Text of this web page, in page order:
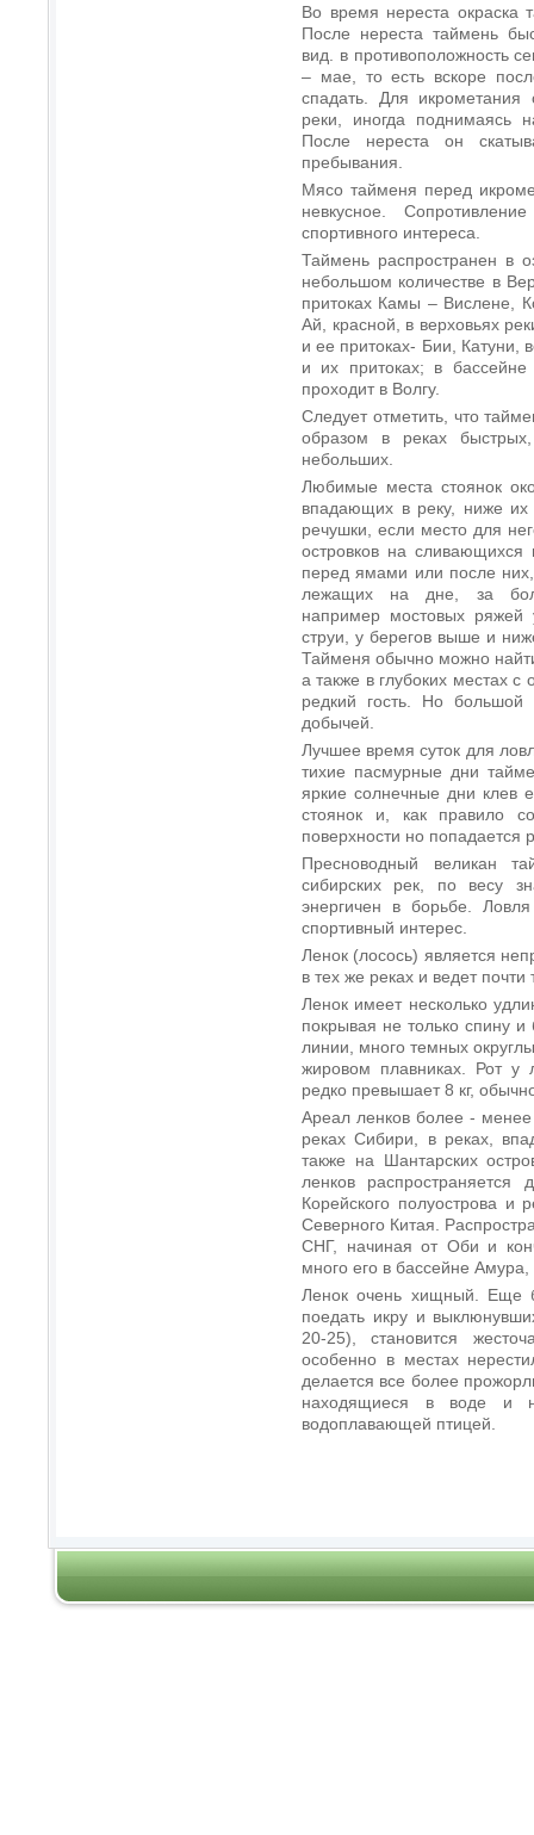
Во время нереста окраска
После нереста таймень
вид. в противоположность
– мае, то есть вскоре
спадать. Для
реки, иногда поднимаясь
После нереста он
пребывания.
Мясо тайменя перед
невкусное.
спортивного интереса.
Таймень распространен в
небольшом количестве в
притоках Камы – Вислене,
Ай, красной, в верховьях
и ее притоках- Бии, Катуни,
и их притоках; в
проходит в Волгу.
Следует отметить, что
образом в реках
небольших.
Любимые места стоянок
впадающих в реку, ниже
речушки, если место для
островков на
перед ямами или после
лежащих на дне, за
например мостовых ряжей
струи, у берегов выше и
Тайменя обычно можно
а также в глубоких местах
редкий гость. Но
добычей.
Лучшее время суток для
тихие пасмурные дни
яркие солнечные дни клев
стоянок и, как правило
поверхности но попадается
Пресноводный великан
сибирских рек, по весу
энергичен в борьбе.
спортивный интерес.
Ленок (лосось) является
в тех же реках и ведет
Ленок имеет несколько
покрывая не только спину
линии, много темных
жировом плавниках. Рот у
редко превышает 8 кг,
Ареал ленков более -
реках Сибири, в реках,
также на Шантарских
ленков
Корейского полуострова и
Северного Китая.
СНГ, начиная от Оби и
много его в бассейне
Ленок очень хищный. Еще
поедать икру и
20-25), становится
особенно в местах
делается все более
находящиеся в воде и
водоплавающей птицей.